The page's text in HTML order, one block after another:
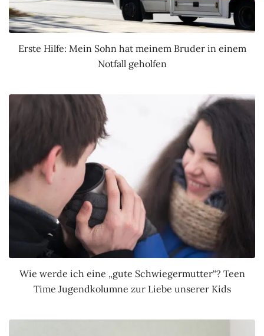
Erste Hilfe: Mein Sohn hat meinem Bruder in einem
Notfall geholfen
Wie werde ich eine „gute Schwiegermutter“? Teen
Time Jugendkolumne zur Liebe unserer Kids